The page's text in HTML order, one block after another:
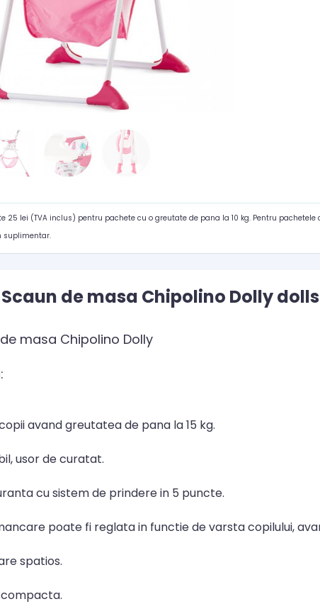
25 lei (TVA inclus) pentru pachete cu o greutate de pana la 10 kg. Pentru
suplimentar.
de masa Chipolino Dolly dolls
masa Chipolino Dolly
avand greutatea de pana la 15 kg.
usor de curatat.
cu sistem de prindere in 5 puncte.
poate fi reglata in functie de varsta copilului,
spatios.
compacta.